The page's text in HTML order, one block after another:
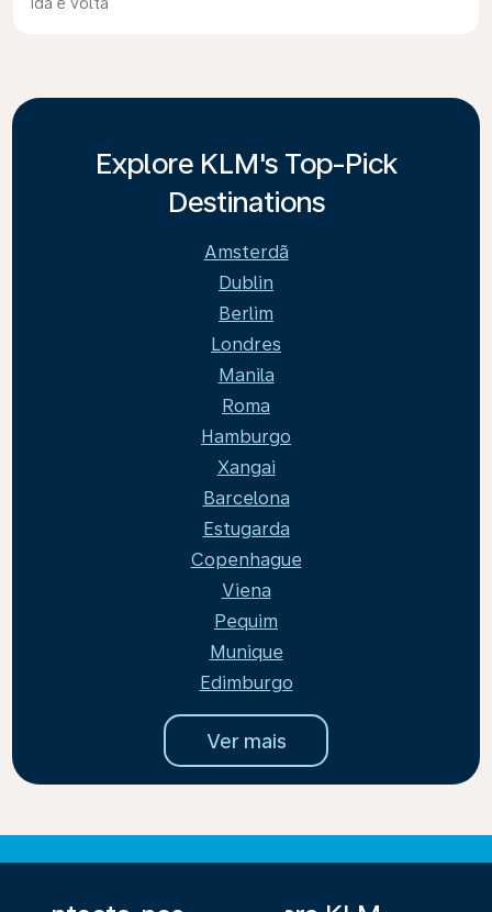
Explore KLM's Top-Pick
Destinations
Amsterdã
Dublin
Berlim
Londres
Manila
Roma
Hamburgo
Xangai
Barcelona
Estugarda
Copenhague
Viena
Pequim
Munique
Edimburgo
Ver mais